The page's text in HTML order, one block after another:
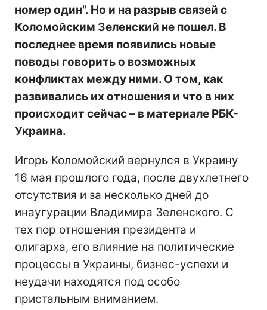
номер один". Но и на разрыв связей с
Коломойским Зеленский не пошел. В
последнее время появились новые
поводы говорить о возможных
конфликтах между ними. О том, как
развивались их отношения и что в них
происходит сейчас – в материале РБК-
Украина.
Игорь Коломойский вернулся в Украину
16 мая прошлого года, после двухлетнего
отсутствия и за несколько дней до
инаугурации Владимира Зеленского. С
тех пор отношения президента и
олигарха, его влияние на политические
процессы в Украины, бизнес-успехи и
неудачи находятся под особо
пристальным вниманием.